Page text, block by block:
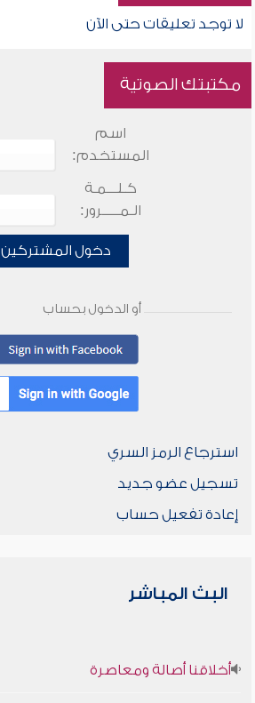
لا توجد تعليقات حتى الآن
مكتبتك الصوتية
اسم
المستخدم:
كـلـــمـة
الـمـــــرور:
دخول المشتركين
أو الدخول بحساب
استرجاع الرمز السري
تسجيل عضو جديد
إعادة تفعيل حساب
البث المباشر
أخلاقنا أصالة ومعاصرة